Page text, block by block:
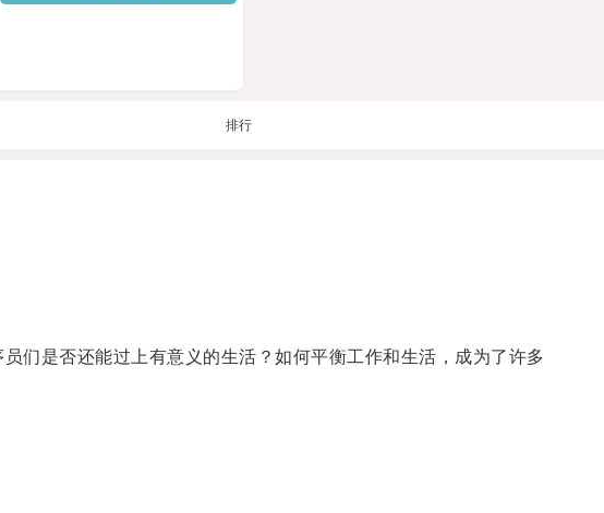
排行
是否还能过上有意义的生活？如何平衡工作和生活，成为了许多